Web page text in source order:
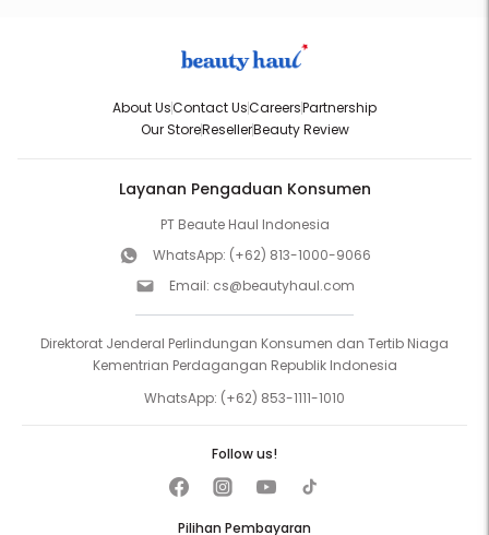
About UsContact UsCareersPartnership
Our StoreResellerBeauty Review
Layanan Pengaduan Konsumen
PT Beaute Haul Indonesia
WhatsApp: (+62) 813-1000-9066
Email: cs@beautyhaul.com
Direktorat Jenderal Perlindungan Konsumen dan Tertib Niaga
Kementrian Perdagangan Republik Indonesia
WhatsApp: (+62) 853-1111-1010
Pilihan Pembayaran
Follow us!